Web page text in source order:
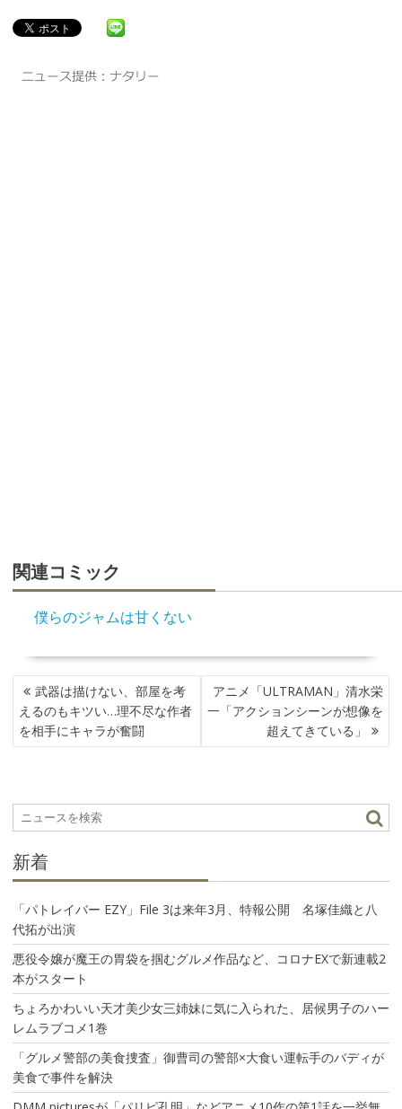
関連コミック
僕らのジャムは甘くない
投
稿
ナ
ビ
シ
ョ
武器は描けない、部屋を考
えるのもキツい…理不尽な作者
を相手にキャラが奮闘
アニメ「ULTRAMAN」清水栄
一「アクションシーンが想像を
超えてきている」
新着
「パトレイバー EZY」File 3は来年3月、特報公開 名塚佳織と八
代拓が出演
悪役令嬢が魔王の胃袋を掴むグルメ作品など、コロナEXで新連載2
本がスタート
ちょろかわいい天才美少女三姉妹に気に入られた、居候男子のハー
レムラブコメ1巻
「グルメ警部の美食捜査」御曹司の警部×大食い運転手のバディが
美食で事件を解決